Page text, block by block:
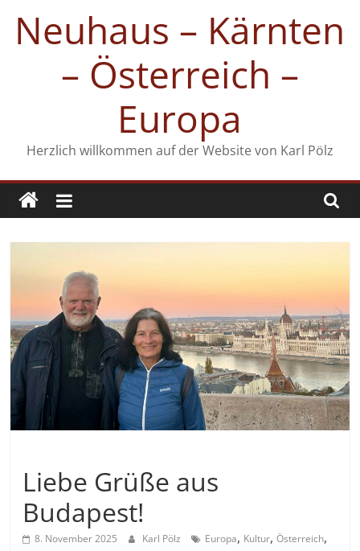
Inhalt
springen
Neuhaus – Kärnten
– Österreich –
Europa
Herzlich willkommen auf der Website von Karl Pölz
Liebe Grüße aus
Budapest!
8. November 2025 Karl Pölz Europa, Kultur,Österreich,